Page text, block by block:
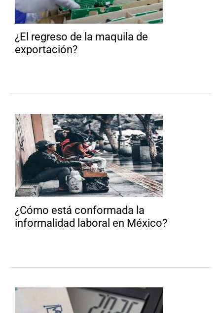
¿El regreso de la maquila de
exportación?
¿Cómo está conformada la
informalidad laboral en México?